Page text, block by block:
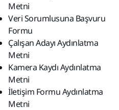
Metni
Veri Sorumlusuna Başvuru
Formu
Çalışan Adayı Aydınlatma
Metni
Kamera Kaydı Aydınlatma
Metni
İletişim Formu Aydınlatma
Metni